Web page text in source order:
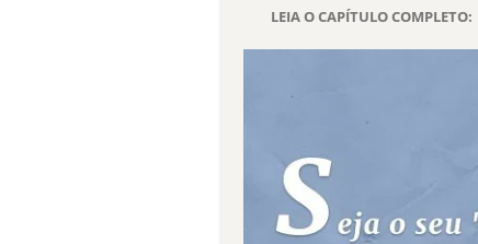
LEIA O CAPÍTULO COMPLETO: